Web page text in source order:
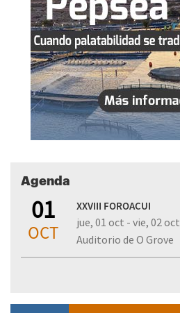
Agenda
01
OCT
XXVIII FOROACUI
jue, 01 oct - vie, 02 oct
Auditorio de O Grove